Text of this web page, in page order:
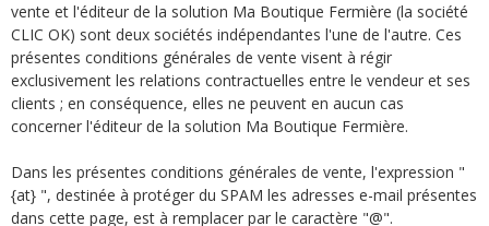
vente et l'éditeur de la solution Ma Boutique Fermière (la société
CLIC OK) sont deux sociétés indépendantes l'une de l'autre. Ces
présentes conditions générales de vente visent à régir
exclusivement les relations contractuelles entre le vendeur et ses
clients ; en conséquence, elles ne peuvent en aucun cas
concerner l'éditeur de la solution Ma Boutique Fermière.
Dans les présentes conditions générales de vente, l'expression "
{at} ", destinée à protéger du SPAM les adresses e-mail présentes
dans cette page, est à remplacer par le caractère "@".